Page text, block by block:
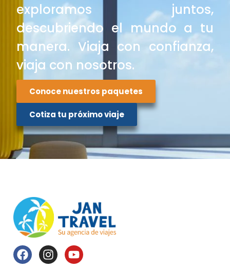
exploramos juntos,
descubriendo el mundo a tu
manera. Viaja con confianza,
viaja con nosotros.
Conoce nuestros paquetes
Cotiza tu próximo viaje